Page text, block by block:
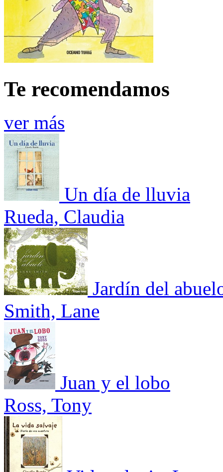
Te recomendamos
ver más
Un día de lluvia
Rueda, Claudia
Jardín del
Smith, Lane
Juan y el lobo
Ross, Tony